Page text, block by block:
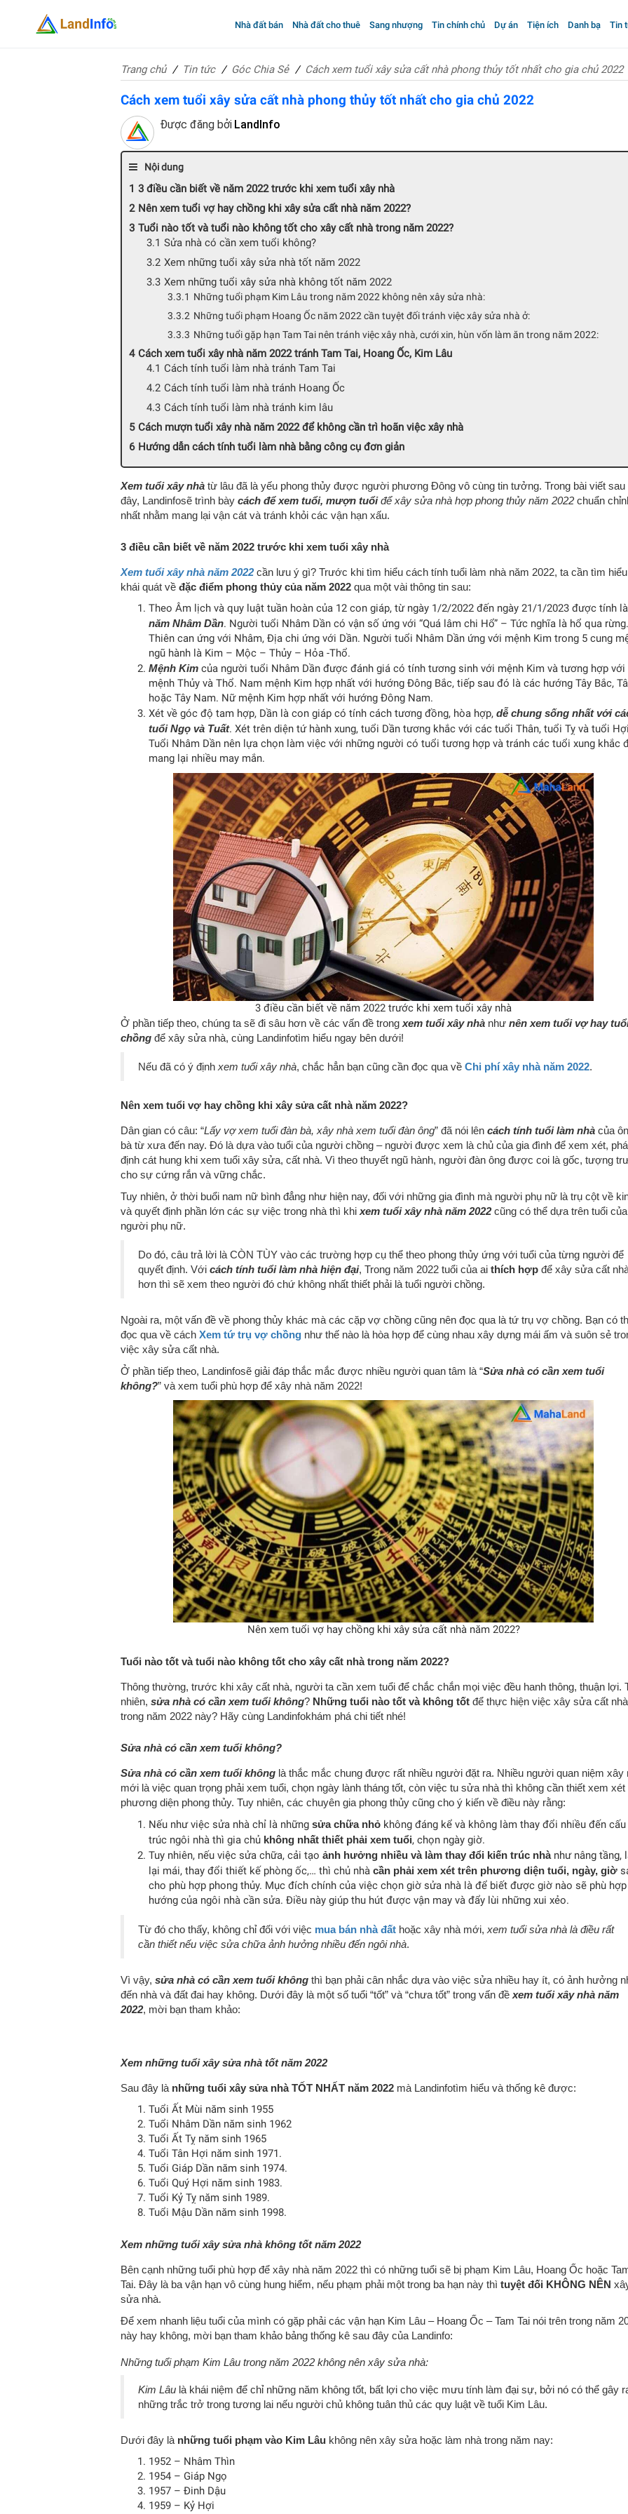
Nhà đất bán Nhà đất cho thuê Sang nhượng Tin chính chủ Dự án Tiện ích Danh bạ Tin
Trang chủ Tin tức Góc Chia Sẻ Cách xem tuổi xây sửa cất nhà phong thủy tốt nhất cho gia chủ 2022
Cách xem tuổi xây sửa cất nhà phong thủy tốt nhất cho gia chủ 2022
Được đăng bởi LandInfo
Nội dung
3 điều cần biết về năm 2022 trước khi xem tuổi xây nhà
Nên xem tuổi vợ hay chồng khi xây sửa cất nhà năm 2022?
Tuổi nào tốt và tuổi nào không tốt cho xây cất nhà trong năm 2022?
Sửa nhà có cần xem tuổi không?
Xem những tuổi xây sửa nhà tốt năm 2022
Xem những tuổi xây sửa nhà không tốt năm 2022
Những tuổi phạm Kim Lâu trong năm 2022 không nên xây sửa nhà:
Những tuổi phạm Hoang Ốc năm 2022 cần tuyệt đối tránh việc xây sửa nhà ở:
Những tuổi gặp hạn Tam Tai nên tránh việc xây nhà, cưới xin, hùn vốn làm ăn trong năm 2022:
Cách xem tuổi xây nhà năm 2022 tránh Tam Tai, Hoang Ốc, Kim Lâu
Cách tính tuổi làm nhà tránh Tam Tai
Cách tính tuổi làm nhà tránh Hoang Ốc
Cách tính tuổi làm nhà tránh kim lâu
Cách mượn tuổi xây nhà năm 2022 để không cần trì hoãn việc xây nhà
Hướng dẫn cách tính tuổi làm nhà bằng công cụ đơn giản
Xem tuổi xây nhà từ lâu đã là yếu phong thủy được người phương Đông vô cùng tin tưởng. Trong bài viết sau
đây, Landinfosẽ trình bày cách để xem tuổi, mượn tuổiđể xây sửa nhà hợp phong thủy năm 2022 chuẩn
nhất nhằm mang lại vận cát và tránh khỏi các vận hạn xấu.
3 điều cần biết về năm 2022 trước khi xem tuổi xây nhà
Xem tuổi xây nhà năm 2022cần lưu ý gì? Trước khi tìm hiểu cách tính tuổi làm nhà năm 2022, ta cần tìm hiểu
khái quát về đặc điểm phong thủy của năm 2022 qua một vài thông tin sau:
Theo Âm lịch và quy luật tuần hoàn của 12 con giáp, từ ngày 1/2/2022 đến ngày 21/1/2023 được tính là
năm Nhâm Dần. Người tuổi Nhâm Dần có vận số ứng với “Quá lâm chi Hổ” – Tức nghĩa là hổ qua rừng.
Thiên can ứng với Nhâm, Địa chi ứng với Dần. Người tuổi Nhâm Dần ứng với mệnh Kim trong 5 cung
ngũ hành là Kim – Mộc – Thủy – Hỏa -Thổ.
Mệnh Kim của người tuổi Nhâm Dần được đánh giá có tính tương sinh với mệnh Kim và tương hợp với
mệnh Thủy và Thổ. Nam mệnh Kim hợp nhất với hướng Đông Bắc, tiếp sau đó là các hướng Tây Bắc,
hoặc Tây Nam. Nữ mệnh Kim hợp nhất với hướng Đông Nam.
Xét về góc độ tam hợp, Dần là con giáp có tính cách tương đồng, hòa hợp, dễ chung sống nhất với
tuổi Ngọ và Tuất. Xét trên diện tứ hành xung, tuổi Dần tương khắc với các tuổi Thân, tuổi Tỵ và tuổi
Tuổi Nhâm Dần nên lựa chọn làm việc với những người có tuổi tương hợp và tránh các tuổi xung khắc
mang lại nhiều may mắn.
3 điều cần biết về năm 2022 trước khi xem tuổi xây nhà
Ở phần tiếp theo, chúng ta sẽ đi sâu hơn về các vấn đề trong xem tuổi xây nhà như nên xem tuổi vợ hay
chồng để xây sửa nhà, cùng Landinfotìm hiểu ngay bên dưới!
Nếu đã có ý định xem tuổi xây nhà, chắc hẳn bạn cũng cần đọc qua về Chi phí xây nhà năm 2022.
Nên xem tuổi vợ hay chồng khi xây sửa cất nhà năm 2022?
Dân gian có câu: “Lấy vợ xem tuổi đàn bà, xây nhà xem tuổi đàn ông” đã nói lên cách tính tuổi làm nhà của
bà từ xưa đến nay. Đó là dựa vào tuổi của người chồng – người được xem là chủ của gia đình để xem xét,
định cát hung khi xem tuổi xây sửa, cất nhà. Vì theo thuyết ngũ hành, người đàn ông được coi là gốc, tượng
cho sự cứng rắn và vững chắc.
Tuy nhiên, ở thời buổi nam nữ bình đẳng như hiện nay, đối với những gia đình mà người phụ nữ là trụ cột về
và quyết định phần lớn các sự việc trong nhà thì khi xem tuổi xây nhà năm 2022cũng có thể dựa trên tuổi của
người phụ nữ.
Do đó, câu trả lời là CÒN TÙY vào các trường hợp cụ thể theo phong thủy ứng với tuổi của từng người để
quyết định. Với cách tính tuổi làm nhà hiện đại, Trong năm 2022 tuổi của ai thích hợp để xây sửa cất
hơn thì sẽ xem theo người đó chứ không nhất thiết phải là tuổi người chồng.
Ngoài ra, một vấn đề về phong thủy khác mà các cặp vợ chồng cũng nên đọc qua là tứ trụ vợ chồng. Bạn có
đọc qua về cách Xem tứ trụ vợ chồng như thế nào là hòa hợp để cùng nhau xây dựng mái ấm và suôn sẻ
việc xây sửa cất nhà.
Ở phần tiếp theo, Landinfosẽ giải đáp thắc mắc được nhiều người quan tâm là “Sửa nhà có cần xem tuổi
không?” và xem tuổi phù hợp để xây nhà năm 2022!
Nên xem tuổi vợ hay chồng khi xây sửa cất nhà năm 2022?
Tuổi nào tốt và tuổi nào không tốt cho xây cất nhà trong năm 2022?
Thông thường, trước khi xây cất nhà, người ta cần xem tuổi để chắc chắn mọi việc đều hanh thông, thuận lợi.
nhiên, sửa nhà có cần xem tuổi không? Những tuổi nào tốt và không tốt để thực hiện việc xây sửa cất nhà
trong năm 2022 này? Hãy cùng Landinfokhám phá chi tiết nhé!
Sửa nhà có cần xem tuổi không?
Sửa nhà có cần xem tuổi không là thắc mắc chung được rất nhiều người đặt ra. Nhiều người quan niệm xây
mới là việc quan trọng phải xem tuổi, chọn ngày lành tháng tốt, còn việc tu sửa nhà thì không cần thiết xem xét
phương diện phong thủy. Tuy nhiên, các chuyên gia phong thủy cũng cho ý kiến về điều này rằng:
Nếu như việc sửa nhà chỉ là những sửa chữa nhỏ không đáng kể và không làm thay đổi nhiều đến cấu
trúc ngôi nhà thì gia chủ không nhất thiết phải xem tuổi, chọn ngày giờ.
Tuy nhiên, nếu việc sửa chữa, cải tạo ảnh hưởng nhiều và làm thay đổi kiến trúc nhànhư nâng tầng,
lại mái, thay đổi thiết kế phòng ốc,… thì chủ nhà cần phải xem xét trên phương diện tuổi, ngày, giờ
cho phù hợp phong thủy. Mục đích chính của việc chọn giờ sửa nhà là để biết được giờ nào sẽ phù
hướng của ngôi nhà cần sửa. Điều này giúp thu hút được vận may và đẩy lùi những xui xẻo.
Từ đó cho thấy, không chỉ đối với việc mua bán nhà đất hoặc xây nhà mới, xem tuổi sửa nhà là điều rất
cần thiết nếu việc sửa chữa ảnh hưởng nhiều đến ngôi nhà.
Vì vậy, sửa nhà có cần xem tuổi không thì bạn phải cân nhắc dựa vào việc sửa nhiều hay ít, có ảnh hưởng
đến nhà và đất đai hay không. Dưới đây là một số tuổi “tốt” và “chưa tốt” trong vấn đề xem tuổi xây nhà năm
2022, mời bạn tham khảo:
Xem những tuổi xây sửa nhà tốt năm 2022
Sau đây là những tuổi xây sửa nhà TỐT NHẤT năm 2022 mà Landinfotìm hiểu và thống kê được:
Tuổi Ất Mùi năm sinh 1955
Tuổi Nhâm Dần năm sinh 1962
Tuổi Ất Tỵ năm sinh 1965
Tuổi Tân Hợi năm sinh 1971.
Tuổi Giáp Dần năm sinh 1974.
Tuổi Quý Hợi năm sinh 1983.
Tuổi Kỷ Tỵ năm sinh 1989.
Tuổi Mậu Dần năm sinh 1998.
Xem những tuổi xây sửa nhà không tốt năm 2022
Bên cạnh những tuổi phù hợp để xây nhà năm 2022 thì có những tuổi sẽ bị phạm Kim Lâu, Hoang Ốc hoặc
Tai. Đây là ba vận hạn vô cùng hung hiểm, nếu phạm phải một trong ba hạn này thì tuyệt đối KHÔNG NÊN
sửa nhà.
Để xem nhanh liệu tuổi của mình có gặp phải các vận hạn Kim Lâu – Hoang Ốc – Tam Tai nói trên trong năm
này hay không, mời bạn tham khảo bảng thống kê sau đây của Landinfo:
Những tuổi phạm Kim Lâu trong năm 2022 không nên xây sửa nhà:
Kim Lâu là khái niệm để chỉ những năm không tốt, bất lợi cho việc mưu tính làm đại sự, bởi nó có thể gây
những trắc trở trong tương lai nếu người chủ không tuân thủ các quy luật về tuổi Kim Lâu.
Dưới đây là những tuổi phạm vào Kim Lâu không nên xây sửa hoặc làm nhà trong năm nay:
1952 – Nhâm Thìn
1954 – Giáp Ngọ
1957 – Đinh Dậu
1959 – Kỷ Hợi